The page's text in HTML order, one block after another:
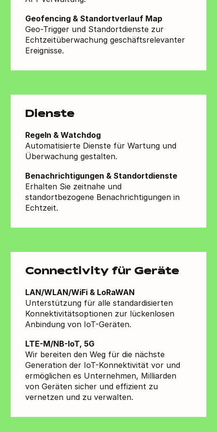
Geofencing & Standortverlauf Map
Geo-Trigger und Standortdienste zur
Echtzeitüberwachung geschäftsrelevanter
Ereignisse.
Dienste
Regeln & Watchdog
Automatisierte Dienste für Wartung und
Überwachung gestalten.
Benachrichtigungen & Standortdienste
Erhalten Sie zeitnahe und
standortbezogene Benachrichtigungen in
Echtzeit.
Connectivity für Geräte
LAN/WLAN/WiFi & LoRaWAN
Unterstützung für alle standardisierten
Konnektivitätsoptionen zur lückenlosen
Anbindung von IoT-Geräten.
LTE-M/NB-IoT, 5G
Wir bereiten den Weg für die nächste
Generation der IoT-Konnektivität vor und
ermöglichen es Unternehmen, Milliarden
von Geräten sicher und effizient zu
vernetzen und zu verwalten.